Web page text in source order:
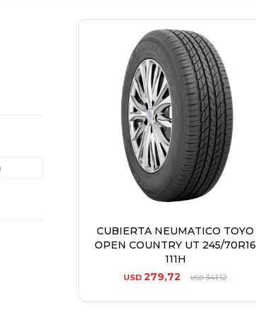
CUBIERTA NEUMATICO TOYO
OPEN COUNTRY UT 245/70R16
111H
USD 279,72 USD341,12